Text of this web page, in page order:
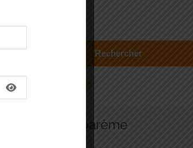
Rechercher
Notre barème